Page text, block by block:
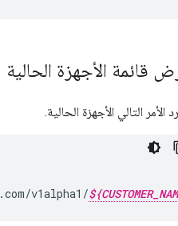
قائمة الأجهزة الحالية
الأمر التالي الأجهزة الحالية.
v1alpha1/